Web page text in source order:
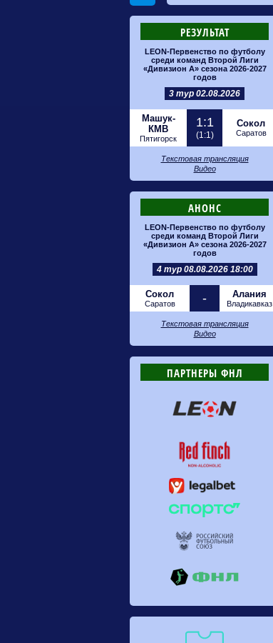
РЕЗУЛЬТАТ
LEON-Первенство по футболу
среди команд Второй Лиги
«Дивизион А» сезона 2026-2027
годов
3 тур 02.08.2026
Машук-
КМВ
Пятигорск
1:1
(1:1)
Сокол
Саратов
Текстовая трансляция
Видео
АНОНС
LEON-Первенство по футболу
среди команд Второй Лиги
«Дивизион А» сезона 2026-2027
годов
4 тур 08.08.2026 18:00
Сокол
Саратов - Алания
Владикавказ
Текстовая трансляция
Видео
ПАРТНЕРЫ ФНЛ